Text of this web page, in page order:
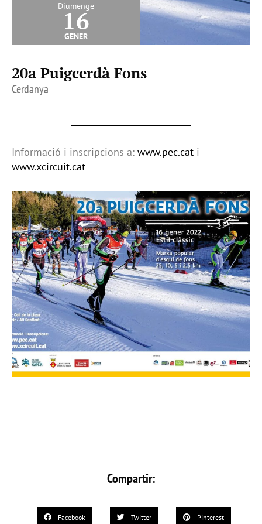
Diumenge
16
gener
20a Puigcerdà Fons
Cerdanya
Informació i inscripcions a: www.pec.cat i
www.xcircuit.cat
Compartir:
Facebook Twitter Pinterest